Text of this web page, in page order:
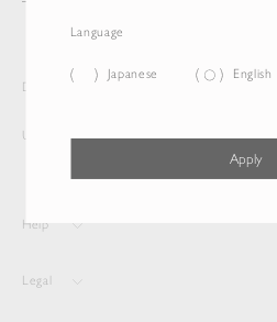
Language
Japanese English
Apply
Delivery destination and Language
United States English
Help
Legal